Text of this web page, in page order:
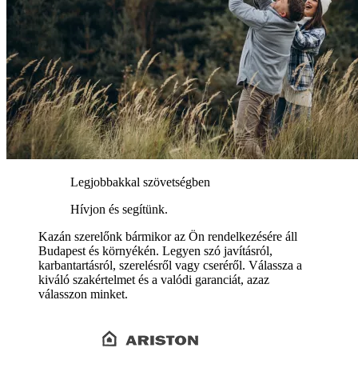
Legjobbakkal szövetségben
Hívjon és segítünk.
Kazán szerelőnk bármikor az Ön rendelkezésére áll
Budapest és környékén. Legyen szó javításról,
karbantartásról, szerelésről vagy cseréről. Válassza a
kiváló szakértelmet és a valódi garanciát, azaz
válasszon minket.